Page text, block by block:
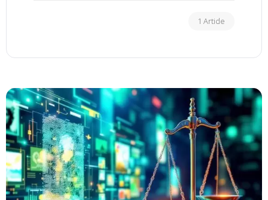
¿Cómo
el Mercado de
1 Article